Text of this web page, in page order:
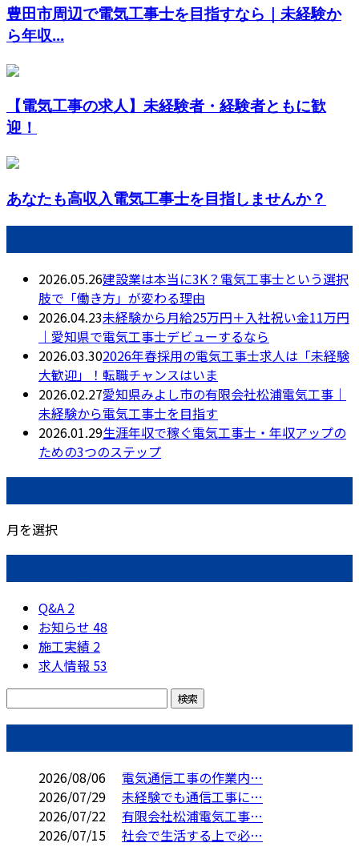
豊田市周辺で電気工事士を目指すなら｜未経験か
ら年収...
【電気工事の求人】未経験者・経験者ともに歓
迎！
あなたも高収入電気工事士を目指しませんか？
2026.05.26建設業は本当に3K？電気工事士という選択
肢で「働き方」が変わる理由
2026.04.23未経験から月給25万円＋入社祝い金11万円
｜愛知県で電気工事士デビューするなら
2026.03.302026年春採用の電気工事士求人は「未経験
大歓迎」！転職チャンスはいま
2026.02.27愛知県みよし市の有限会社松浦電気工事｜
未経験から電気工事士を目指す
2026.01.29生涯年収で稼ぐ電気工事士・年収アップの
ための3つのステップ
月を選択
Q&A 2
お知らせ 48
施工実績 2
求人情報 53
2026/08/06
電気通信工事の作業内…
2026/07/29
未経験でも通信工事に…
2026/07/22
有限会社松浦電気工事…
2026/07/15
社会で生活する上で必…